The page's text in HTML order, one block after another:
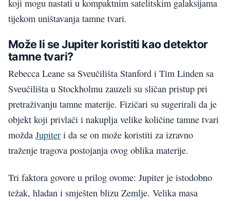
koji mogu nastati u kompaktnim satelitskim galaksijama
tijekom uništavanja tamne tvari.
Može li se Jupiter koristiti kao detektor
tamne tvari?
Rebecca Leane sa Sveučilišta Stanford i Tim Linden sa
Sveučilišta u Stockholmu zauzeli su sličan pristup pri
pretraživanju tamne materije. Fizičari su sugerirali da je
objekt koji privlači i nakuplja velike količine tamne tvari
možda Jupiter i da se on može koristiti za izravno
traženje tragova postojanja ovog oblika materije.
Tri faktora govore u prilog ovome: Jupiter je istodobno
težak, hladan i smješten blizu Zemlje. Velika masa